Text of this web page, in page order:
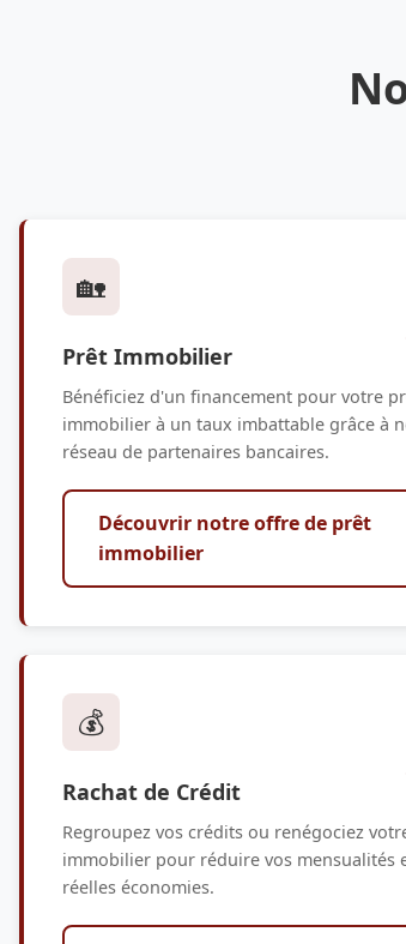
🏡
Prêt Immobilier
Bénéficiez d'un financement pour votre
immobilier à un taux imbattable grâce à
réseau de partenaires bancaires.
Découvrir notre offre de prêt
immobilier
💰
Rachat de Crédit
Regroupez vos crédits ou renégociez
immobilier pour réduire vos mensualités
réelles économies.